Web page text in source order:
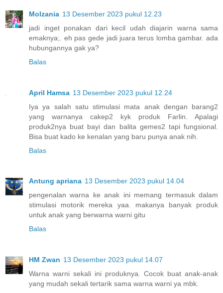
Molzania 13 Desember 2023 pukul 12.23
jadi inget ponakan dari kecil udah diajarin warna sama
emaknya;. eh pas gede jadi juara terus lomba gambar. ada
hubungannya gak ya?
Balas
April Hamsa 13 Desember 2023 pukul 12.24
Iya ya salah satu stimulasi mata anak dengan barang2
yang warnanya cakep2 kyk produk Farlin. Apalagi
produk2nya buat bayi dan balita gemes2 tapi fungsional.
Bisa buat kado ke kenalan yang baru punya anak nih.
Balas
Antung apriana 13 Desember 2023 pukul 14.04
pengenalan warna ke anak ini memang termasuk dalam
stimulasi motorik mereka yaa. makanya banyak produk
untuk anak yang berwarna warni gitu
Balas
HM Zwan 13 Desember 2023 pukul 14.07
Warna warni sekali ini produknya. Cocok buat anak-anak
yang mudah sekali tertarik sama warna warni ya mbk.